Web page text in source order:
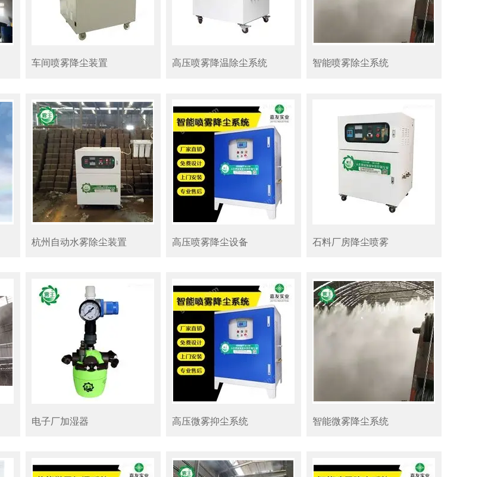
车间喷雾降尘装置 高压喷雾降温除尘系统 智能喷雾除尘系统
杭州自动水雾除尘装置 高压喷雾降尘设备 石料厂房降尘喷雾
电子厂加湿器 高压微雾抑尘系统 智能微雾降尘系统